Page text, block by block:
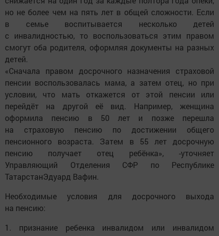
но не более чем на пять лет в общей сложности. Если
в семье воспитывается несколько детей
с инвалидностью, то воспользоваться этим правом
смогут оба родителя, оформляя документы на разных
детей.
«Сначала правом досрочного назначения страховой
пенсии воспользовалась мама, а затем отец, но при
условии, что мать откажется от этой пенсии или
перейдёт на другой её вид. Например, женщина
оформила пенсию в 50 лет и позже перешла
на страховую пенсию по достижении общего
пенсионного возраста. Затем в 55 лет досрочную
пенсию получает отец ребёнка», -уточняет
Управляющий Отделения СФР по Республике
ТатарстанЭдуард Вафин.
Необходимые условия для досрочного выхода
на пенсию:
1. признание ребенка инвалидом или инвалидом